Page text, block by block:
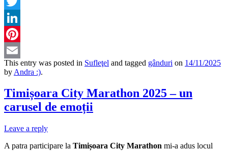
Twitter
LinkedIn
Pinterest
Email
This entry was posted in Sufleţel and tagged gânduri on 14/11/2025
by Andra :).
Timișoara City Marathon 2025 – un
carusel de emoții
Leave a reply
A patra participare la Timișoara City Marathon mi-a adus locul